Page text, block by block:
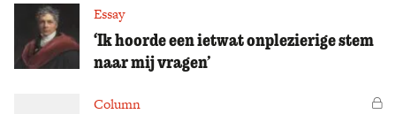
Essay
‘Ik hoorde een ietwat onplezierige stem
naar mij vragen’
Column